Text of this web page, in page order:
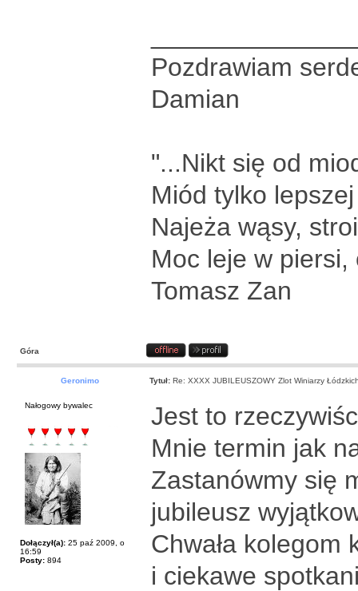
Pozdrawiam
Damian
"...Nikt się od
Miód tylko
Najeża wąsy,
Moc leje w
Tomasz Zan
Góra
Geronimo Tytuł: Re: XXXX JUBILEUSZOWY Zlot Winiarzy
Nałogowy bywalec
Dołączył(a): 25 paź 2009, o
16:59
Posty: 894
Jest to
Mnie termin jak
Zastanówmy się
jubileusz
Chwała kolegom
i ciekawe